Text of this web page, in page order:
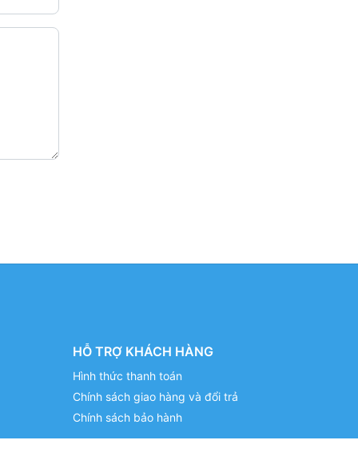
HỖ TRỢ KHÁCH HÀNG
Hình thức thanh toán
Chính sách giao hàng và đổi trả
Chính sách bảo hành